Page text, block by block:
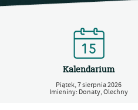
Kalendarium
Piątek,7sierpnia2026
Imieniny: Donaty, Olechny